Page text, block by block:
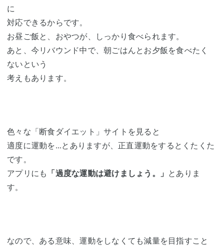
に
対応できるからです。
お昼ご飯と、おやつが、しっかり食べられます。
あと、今リバウンド中で、朝ごはんとお夕飯を食べたく
ないという
考えもあります。
色々な「断食ダイエット」サイトを見ると
適度に運動を...とありますが、正直運動をするとくたくた
です。
アプリにも 「過度な運動は避けましょう。」 とありま
す。
なので、ある意味、運動をしなくても減量を目指すこと